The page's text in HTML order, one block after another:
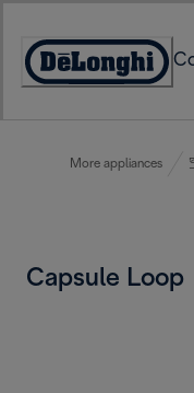
Content
Accessibility
More appliances
Capsule Loop